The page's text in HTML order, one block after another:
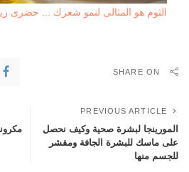
الثوم هو المثالى لنمو شعرك ... حضرى
SHARE ON
PREVIOUS ARTICLE
المورينجا لبشرة صحية وكيف نحصل
على ماسك للبشرة الجافة ومقشر
للجسم منها